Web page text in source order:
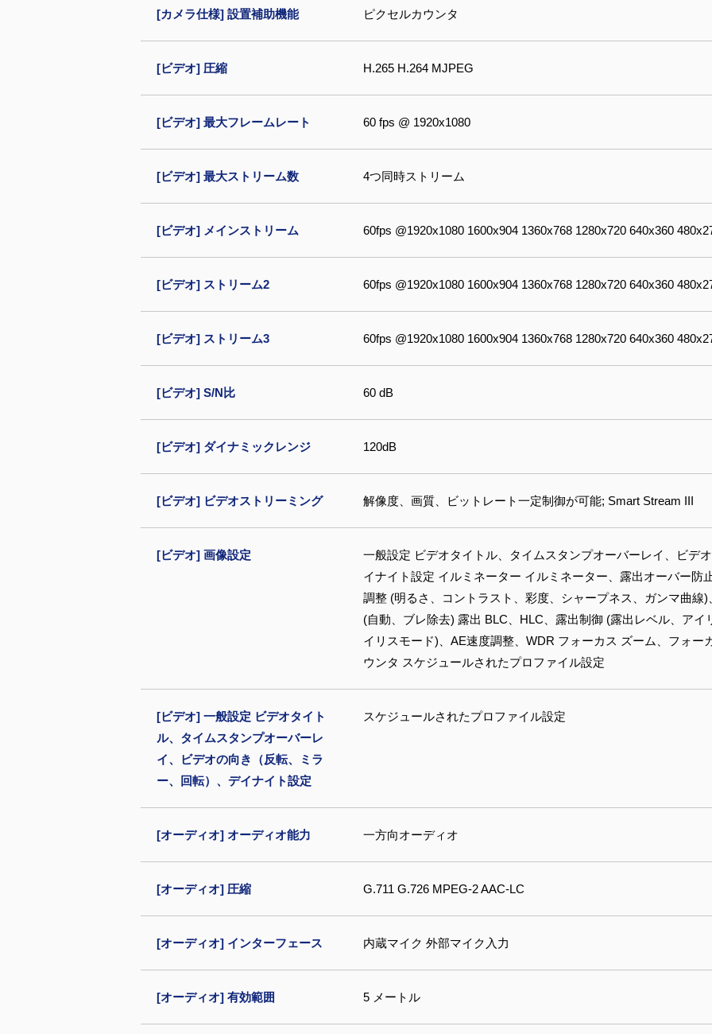
[カメラ仕様] 設置補助機能 ピクセルカウンタ
[ビデオ] 圧縮 H.265 H.264 MJPEG
[ビデオ] 最大フレームレート 60 fps @ 1920x1080
[ビデオ] 最大ストリーム数 4つ同時ストリーム
[ビデオ] メインストリーム 60fps @1920x1080 1600x904 1360x768 1280x720 640x360
[ビデオ] ストリーム2 60fps @1920x1080 1600x904 1360x768 1280x720 640x360
[ビデオ] ストリーム3 60fps @1920x1080 1600x904 1360x768 1280x720 640x360
[ビデオ] S/N比 60 dB
[ビデオ] ダイナミックレンジ 120dB
[ビデオ] ビデオストリーミング 解像度、画質、ビットレート一定制御が可能; Smart Stream III
[ビデオ] 画像設定
一般設定 ビデオタイトル、タイムスタンプオーバーレイ、ビデ
イナイト設定 イルミネーター イルミネーター、露出オーバー防
調整 (明るさ、コントラスト、彩度、シャープネス、ガンマ曲線
(自動、ブレ除去) 露出 BLC、HLC、露出制御 (露出レベル、ア
イリスモード)、AE速度調整、WDR フォーカス ズーム、フォー
ウンタ スケジュールされたプロファイル設定
[ビデオ] 一般設定 ビデオタイト
ル、タイムスタンプオーバーレ
イ、ビデオの向き（反転、ミラ
ー、回転）、デイナイト設定
スケジュールされたプロファイル設定
[オーディオ] オーディオ能力 一方向オーディオ
[オーディオ] 圧縮 G.711 G.726 MPEG-2 AAC-LC
[オーディオ] インターフェース 内蔵マイク 外部マイク入力
[オーディオ] 有効範囲 5 メートル